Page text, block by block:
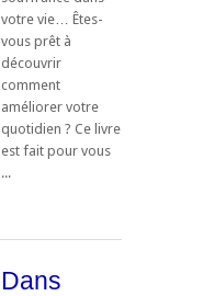
votre vie… Êtes-
vous prêt à
découvrir
comment
améliorer votre
quotidien ? Ce livre
est fait pour vous
...
Dans